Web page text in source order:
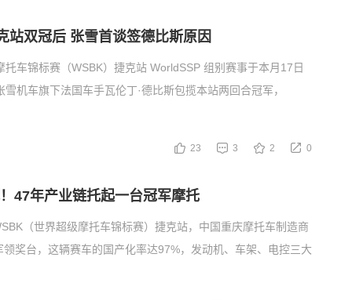
站双冠后 张雪首谈签德比斯原因
车锦标赛（WSBK）捷克站 WorldSSP 组别赛事于本月17日
机车旗下法国车手瓦伦丁·德比斯包揽本站两回合冠军，
23 3 2 0
47年产业链托起一台冠军摩托
（世界超级摩托车锦标赛）捷克站，中国重庆摩托车制造商
奖台，这辆赛车的国产化率达97%，发动机、车架、电控三大